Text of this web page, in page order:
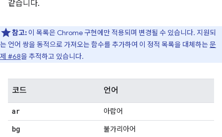
같습니다.
참고: 이 목록은 Chrome 구현에만 적용되며 변경될 수 있습니다. 지원되
는 언어 쌍을 동적으로 가져오는 함수를 추가하여 이 정적 목록을 대체하는문
제 #68을 추적하고 있습니다.
코드 언어
ar 아랍어
bg 불가리아어